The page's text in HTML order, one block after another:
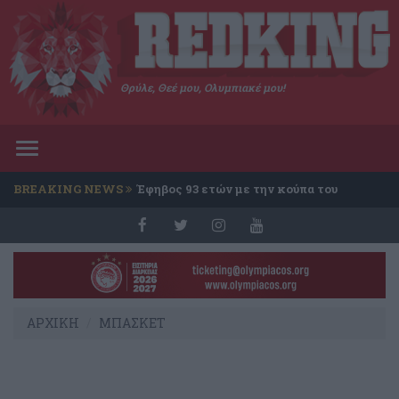
Θρύλε, Θεέ μου, Ολυμπιακέ μου!
Toggle
BREAKING NEWS Έφηβος 93 ετών με την κούπα του
ΑΡΧΙΚΗ ΜΠΑΣΚΕΤ